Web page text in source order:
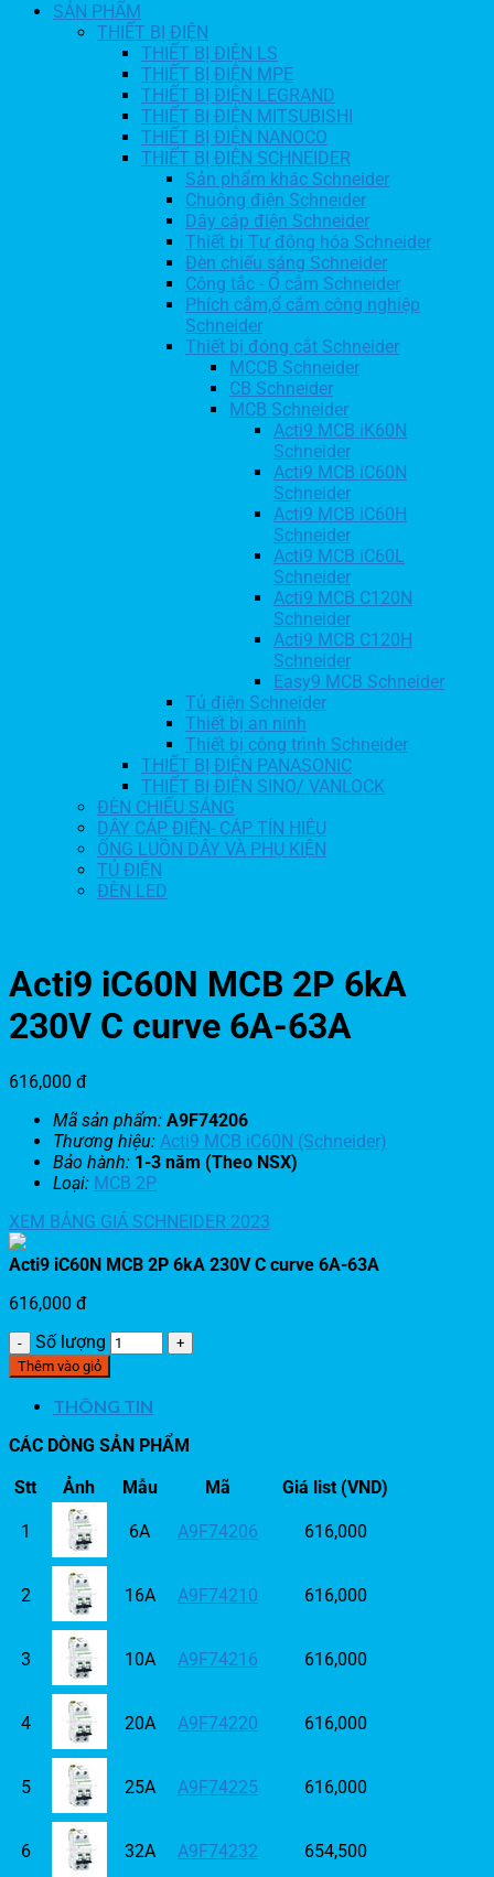
SẢN PHẨM
THIẾT BỊ ĐIỆN
THIẾT BỊ ĐIỆN LS
THIẾT BỊ ĐIỆN MPE
THIẾT BỊ ĐIỆN LEGRAND
THIẾT BỊ ĐIỆN MITSUBISHI
THIẾT BỊ ĐIỆN NANOCO
THIẾT BỊ ĐIỆN SCHNEIDER
Sản phẩm khác Schneider
Chuông điện Schneider
Dây cáp điện Schneider
Thiết bị Tự động hóa Schneider
Đèn chiếu sáng Schneider
Công tắc - Ổ cắm Schneider
Phích cắm,ổ cắm công nghiệp
Schneider
Thiết bị đóng cắt Schneider
MCCB Schneider
CB Schneider
MCB Schneider
Acti9 MCB iK60N
Schneider
Acti9 MCB iC60N
Schneider
Acti9 MCB iC60H
Schneider
Acti9 MCB iC60L
Schneider
Acti9 MCB C120N
Schneider
Acti9 MCB C120H
Schneider
Easy9 MCB Schneider
Tủ điện Schneider
Thiết bị an ninh
Thiết bị công trình Schneider
THIẾT BỊ ĐIỆN PANASONIC
THIẾT BỊ ĐIỆN SINO/ VANLOCK
ĐÈN CHIẾU SÁNG
DÂY CÁP ĐIỆN- CÁP TÍN HIỆU
ỐNG LUỒN DÂY VÀ PHỤ KIỆN
TỦ ĐIỆN
ĐÈN LED
Acti9 iC60N MCB 2P 6kA
230V C curve 6A-63A
616,000 đ
Mã sản phẩm: A9F74206
Thương hiệu: Acti9 MCB iC60N (Schneider)
Bảo hành: 1-3 năm (Theo NSX)
Loại: MCB 2P
XEM BẢNG GIÁ SCHNEIDER 2023
Acti9 iC60N MCB 2P 6kA 230V C curve 6A-63A
616,000 đ
Số lượng
Thêm vào giỏ
THÔNG TIN
CÁC DÒNG SẢN PHẨM
Stt
Ảnh Mẫu Mã Giá list (VND)
1 6A A9F74206 616,000
2 16A A9F74210 616,000
3 10A A9F74216 616,000
4 20A A9F74220 616,000
5 25A A9F74225 616,000
6 32A A9F74232 654,500